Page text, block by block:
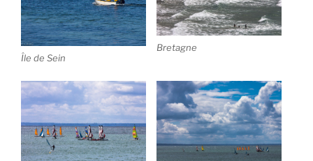
Île de Sein
Bretagne